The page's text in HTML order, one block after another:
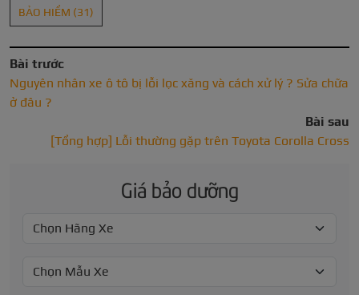
BẢO HIỂM (31)
Bài trước
Nguyên nhân xe ô tô bị lỗi lọc xăng và cách xử lý ? Sửa chữa
ở đâu ?
Bài sau
[Tổng hợp] Lỗi thường gặp trên Toyota Corolla Cross
Giá bảo dưỡng